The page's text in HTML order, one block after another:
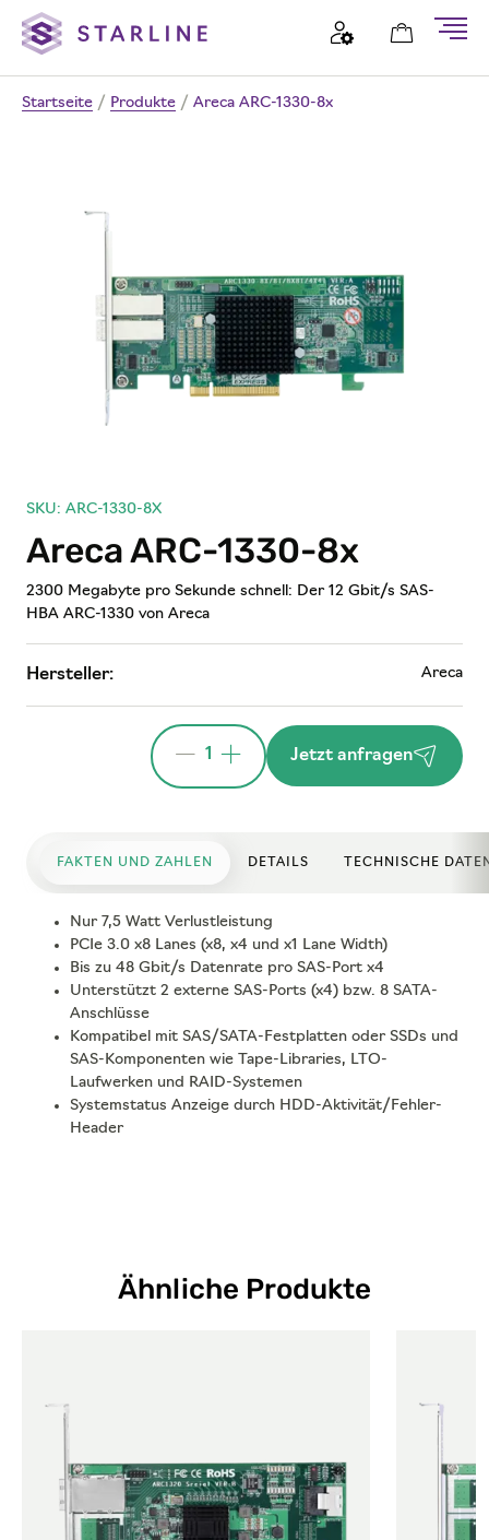
Startseite / Produkte / Areca ARC-1330-8x
SKU: ARC-1330-8X
Areca ARC-1330-8x
2300 Megabyte pro Sekunde schnell: Der 12 Gbit/s SAS-
HBA ARC-1330 von Areca
Hersteller: Areca
1 Jetzt anfragen
FAKTEN UND ZAHLEN DETAILS TECHNISCHE
Nur 7,5 Watt Verlustleistung
PCIe 3.0 x8 Lanes (x8, x4 und x1 Lane Width)
Bis zu 48 Gbit/s Datenrate pro SAS-Port x4
Unterstützt 2 externe SAS-Ports (x4) bzw. 8 SATA-
Anschlüsse
Kompatibel mit SAS/SATA-Festplatten oder SSDs und
SAS-Komponenten wie Tape-Libraries, LTO-
Laufwerken und RAID-Systemen
Systemstatus Anzeige durch HDD-Aktivität/Fehler-
Header
Ähnliche Produkte